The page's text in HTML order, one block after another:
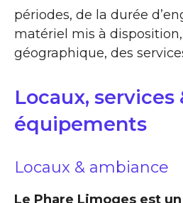
périodes, de la durée
matériel mis à
géographique, des
Locaux, services
équipements
Locaux & ambiance
Le Phare Limoges est